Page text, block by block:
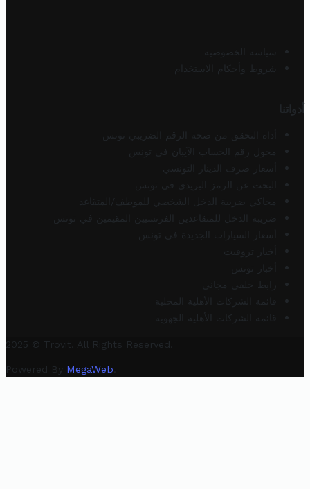
سياسة الخصوصية
شروط وأحكام الاستخدام
أدواتنا
أداة التحقق من صحة الرقم الضريبي تونس
محول رقم الحساب الآيبان في تونس
أسعار صرف الدينار التونسي
البحث عن الرمز البريدي في تونس
محاكي ضريبة الدخل الشخصي للموظف/المتقاعد
ضريبة الدخل للمتقاعدين الفرنسيين المقيمين في تونس
أسعار السيارات الجديدة في تونس
أخبار تروفيت
أخبار تونس
رابط خلفي مجاني
قائمة الشركات الأهلية المحلية
قائمة الشركات الأهلية الجهوية
2025 © Trovit. All Rights Reserved.
Powered By MegaWeb